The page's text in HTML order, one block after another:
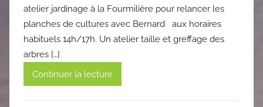
atelier jardinage à la Fourmilière pour relancer les
planches de cultures avec Bernard aux horaires
habituels 14h/17h. Un atelier taille et greffage des
arbres […]
Continuer la lecture